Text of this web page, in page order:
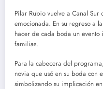
Pilar Rubio vuelve a Canal
emocionada. En su regreso a
hacer de cada boda un
familias.
Para la cabecera del
novia que usó en su boda con
simbolizando su implicación